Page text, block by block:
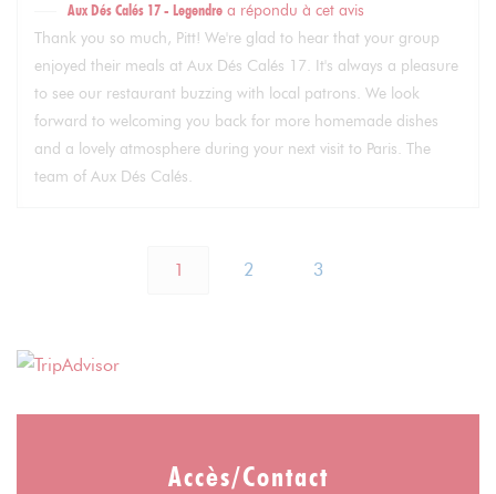
Aux Dés Calés 17 - Legendre a répondu à cet avis
Thank you so much, Pitt! We're glad to hear that your group
enjoyed their meals at Aux Dés Calés 17. It's always a pleasure
to see our restaurant buzzing with local patrons. We look
forward to welcoming you back for more homemade dishes
and a lovely atmosphere during your next visit to Paris. The
team of Aux Dés Calés.
1 2 3
Accès/Contact